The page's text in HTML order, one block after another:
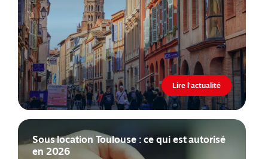
Lire l'actualité
Sous location Toulouse : ce qui est autorisé
en 2026